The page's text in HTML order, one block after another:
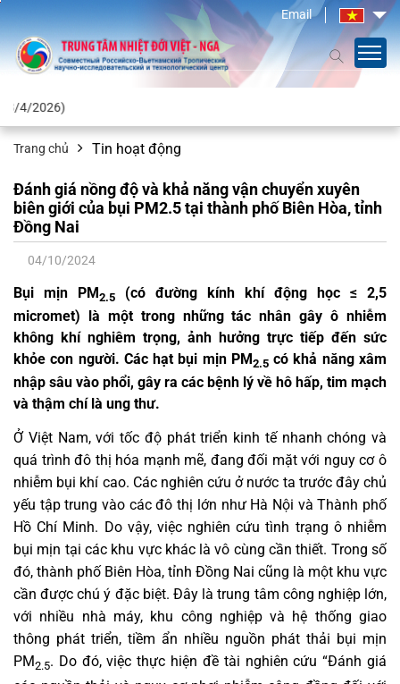
Email
Trang chủ Tin hoạt động
Đánh giá nồng độ và khả năng vận chuyển xuyên
biên giới của bụi PM2.5 tại thành phố Biên Hòa, tỉnh
Đồng Nai
04/10/2024
Bụi mịn PM2.5
(có đường kính khí động học ≤ 2,5
micromet) là một trong những tác nhân gây ô nhiễm
không khí nghiêm trọng, ảnh hưởng trực tiếp đến sức
khỏe con người. Các hạt bụi mịn PM2.5có khả năng xâm
nhập sâu vào phổi, gây ra các bệnh lý về hô hấp, tim mạch
và thậm chí là ung thư.
Ở Việt Nam, với tốc độ phát triển kinh tế nhanh chóng và
quá trình đô thị hóa mạnh mẽ, đang đối mặt với nguy cơ ô
nhiễm bụi khí cao. Các nghiên cứu ở nước ta trước đây chủ
yếu tập trung vào các đô thị lớn như Hà Nội và Thành phố
Hồ Chí Minh. Do vậy, việc nghiên cứu tình trạng ô nhiễm
bụi mịn tại các khu vực khác là vô cùng cần thiết. Trong số
đó, thành phố Biên Hòa, tỉnh Đồng Nai cũng là một khu vực
cần được chú ý đặc biệt. Đây là trung tâm công nghiệp lớn,
với nhiều nhà máy, khu công nghiệp và hệ thống giao
thông phát triển, tiềm ẩn nhiều nguồn phát thải bụi mịn
PM2.5. Do đó, việc thực hiện đề tài nghiên cứu “Đánh giá